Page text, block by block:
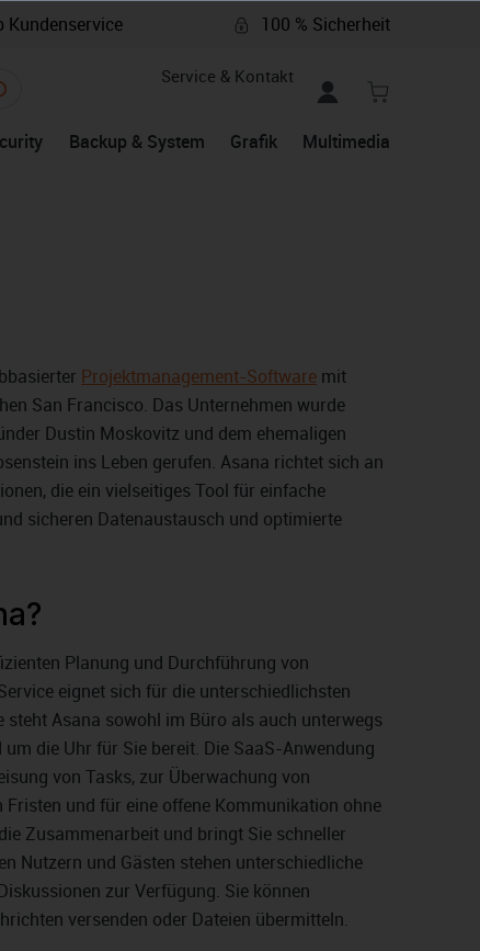
Kundenservice 100 % Sicherheit
Service & Kontakt
Backup & System Grafik Multimedia
Projektmanagement-Software mit
San Francisco. Das Unternehmen wurde
Dustin Moskovitz und dem ehemaligen
ins Leben gerufen. Asana richtet sich an
die ein vielseitiges Tool für einfache
sicheren Datenaustausch und optimierte
Planung und Durchführung von
eignet sich für die unterschiedlichsten
Asana sowohl im Büro als auch unterwegs
die Uhr für Sie bereit. Die SaaS-Anwendung
von Tasks, zur Überwachung von
und für eine offene Kommunikation ohne
Zusammenarbeit und bringt Sie schneller
Nutzern und Gästen stehen unterschiedliche
zur Verfügung. Sie können
versenden oder Dateien übermitteln.